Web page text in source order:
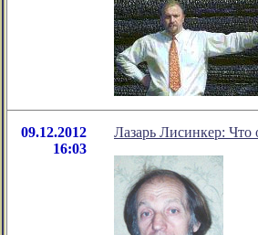
09.12.2012
16:03
Лазарь Лисинкер: Что